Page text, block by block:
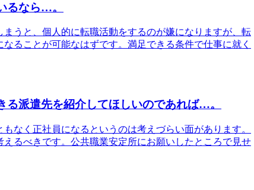
るなら…。
うと、個人的に転職活動をするのが嫌になりますが、転
ることが可能なはずです。満足できる条件で仕事に就く
派遣先を紹介してほしいのであれば…。
なく正社員になるというのは考えづらい面があります。
るべきです。公共職業安定所にお願いしたところで見せ